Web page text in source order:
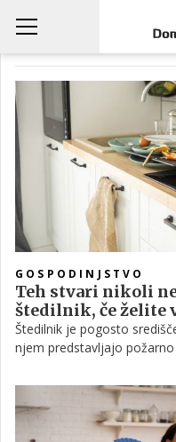
ŠTEDILNIK
GOSPODINJSTVO
Teh stvari nikoli
štedilnik, če želite
Štedilnik je pogosto
njem predstavljajo
bližini.